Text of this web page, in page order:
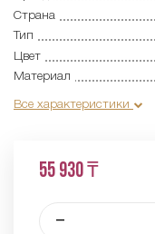
Страна
Тип
Цвет
Материал
Все характеристики
55 930 ₸
–